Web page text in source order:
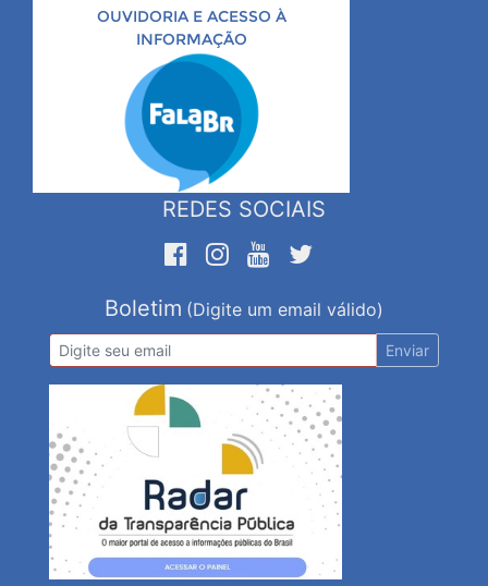
OUVIDORIA E ACESSO À
INFORMAÇÃO
REDES SOCIAIS
Boletim (Digite um email válido)
Enviar